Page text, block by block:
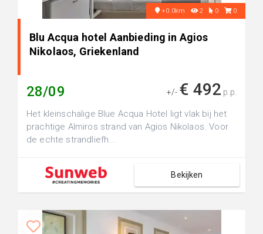
+0.0km 2 0 0
Blu Acqua hotel Aanbieding in Agios
Nikolaos, Griekenland
28/09 +/- € 492 p.p.
Het kleinschalige Blue Acqua Hotel ligt vlak bij het
prachtige Almiros strand van Agios Nikolaos. Voor
de echte strandliefh...
Bekijken